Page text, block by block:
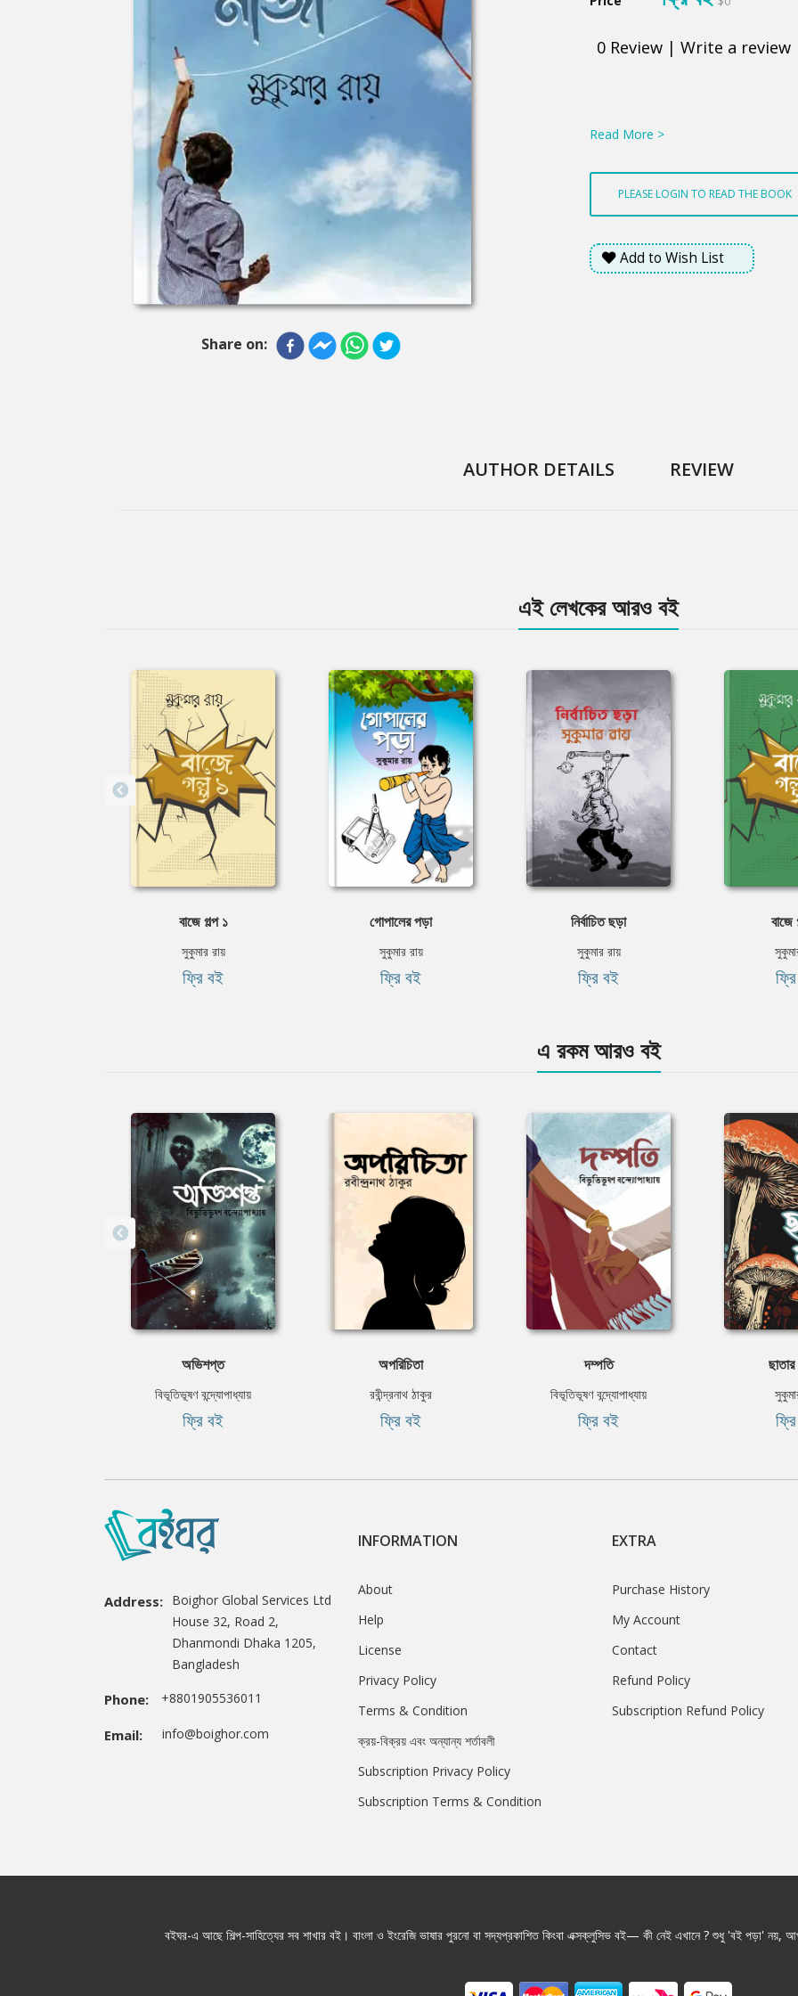
Share on:
0 Review | Write a review
Read More >
PLEASE LOGIN TO READ THE BOOK
Add to Wish List
AUTHOR DETAILS REVIEW
এই লেখকের আরও বই
বাজে গল্প ১
সুকুমার রায়
ফ্রি বই
গোপালের পড়া
সুকুমার রায়
ফ্রি বই
নির্বাচিত ছড়া
সুকুমার রায়
ফ্রি বই
বাজে
এ রকম আরও বই
অভিশপ্ত
বিভূতিভূষণ বন্দ্যোপাধ্যায়
ফ্রি বই
অপরিচিতা
রবীন্দ্রনাথ ঠাকুর
ফ্রি বই
দম্পতি
বিভূতিভূষণ বন্দ্যোপাধ্যায়
ফ্রি বই
Address: Boighor Global Services Ltd
House 32, Road 2,
Dhanmondi Dhaka 1205,
Bangladesh
Phone: +8801905536011
Email: info@boighor.com
INFORMATION
About
Help
License
Privacy Policy
Terms & Condition
ক্রয়-বিক্রয় এবং অন্যান্য শর্তাবলী
Subscription Privacy Policy
Subscription Terms & Condition
EXTRA
Purchase History
My Account
Contact
Refund Policy
Subscription Refund Policy
বইঘর-এ আছে শিল্প-সাহিত্যের সব শাখার বই। বাংলা ও ইংরেজি ভাষার পুরনো বা সদ্যপ্রকাশিত কিংবা এক্সক্লুসিভ বই— কী নেই এখানে ? শুধু 'বই পড়া' নয়,